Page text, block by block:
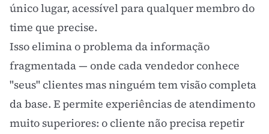
único lugar, acessível para qualquer membro do
time que precise.
Isso elimina o problema da informação
fragmentada — onde cada vendedor conhece
"seus" clientes mas ninguém tem visão completa
da base. E permite experiências de atendimento
muito superiores: o cliente não precisa repetir